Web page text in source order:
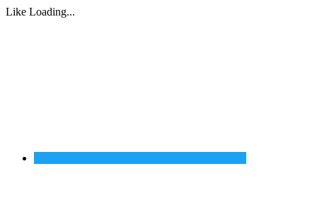
Like Loading...